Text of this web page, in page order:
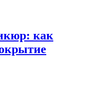
как